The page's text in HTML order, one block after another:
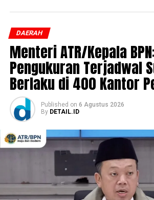
DAERAH
Menteri ATR/Kepala
Pengukuran Terjadwal
Berlaku di 400 Kantor
Published on 6 Agustus 2026
By DETAIL.ID